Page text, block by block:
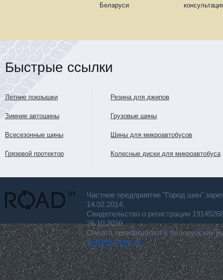
Беларуси
Быстрые ссылки
Летние покрышки
Зимние автошины
Всесезонные шины
Грязевой протектор
Резина для джипов
Грузовые шины
Шины для микроавтобусов
Колесные диски для микроавтобуса
Частное предприятие "Город шин"
14.02.2014.
Свидетельство о регистрации
26.10.2010.
Оплата производится в белорусских
для покупателя.